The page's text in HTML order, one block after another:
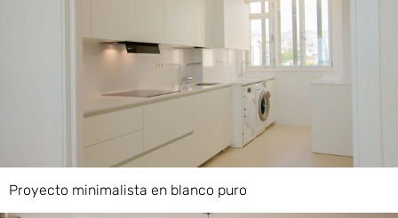
Proyecto minimalista en blanco puro